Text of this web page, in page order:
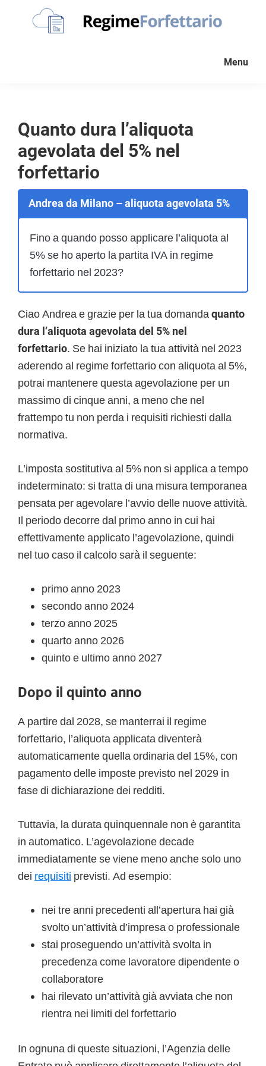
partita
Iva
forfettaria
Menu
Quanto dura l’aliquota
agevolata del 5% nel
forfettario
Andrea da Milano – aliquota agevolata 5%
Fino a quando posso applicare l’aliquota al
5% se ho aperto la partita IVA in regime
forfettario nel 2023?
Ciao Andrea e grazie per la tua domandaquanto
dura l’aliquota agevolata del 5% nel
forfettario. Se hai iniziato la tua attività nel 2023
aderendo al regime forfettario con aliquota al 5%,
potrai mantenere questa agevolazione per un
massimo di cinque anni, a meno che nel
frattempo tu non perda i requisiti richiesti dalla
normativa.
L’imposta sostitutiva al 5% non si applica a tempo
indeterminato: si tratta di una misura temporanea
pensata per agevolare l’avvio delle nuove attività.
Il periodo decorre dal primo anno in cui hai
effettivamente applicato l’agevolazione, quindi
nel tuo caso il calcolo sarà il seguente:
primo anno 2023
secondo anno 2024
terzo anno 2025
quarto anno 2026
quinto e ultimo anno 2027
Dopo il quinto anno
A partire dal 2028, se manterrai il regime
forfettario, l’aliquota applicata diventerà
automaticamente quella ordinaria del 15%, con
pagamento delle imposte previsto nel 2029 in
fase di dichiarazione dei redditi.
Tuttavia, la durata quinquennale non è garantita
in automatico. L’agevolazione decade
immediatamente se viene meno anche solo uno
dei requisiti previsti. Ad esempio:
nei tre anni precedenti all’apertura hai già
svolto un’attività d’impresa o professionale
stai proseguendo un’attività svolta in
precedenza come lavoratore dipendente o
collaboratore
hai rilevato un’attività già avviata che non
rientra nei limiti del forfettario
In ognuna di queste situazioni, l’Agenzia delle